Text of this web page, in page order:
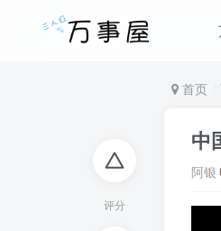
评分
首页
中
阿银